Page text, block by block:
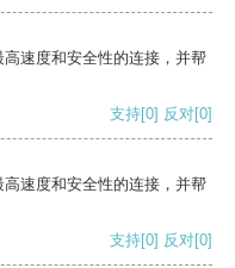
速度和安全性的连接，并帮
支持[0] 反对[0]
速度和安全性的连接，并帮
支持[0] 反对[0]